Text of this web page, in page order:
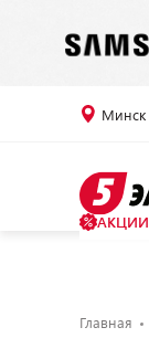
Минск
АКЦИИ
Главная